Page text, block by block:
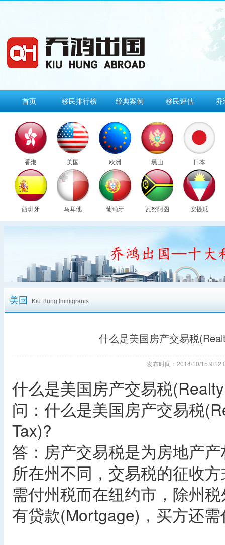
首页 移民排行榜 经典案例 移民评估 乔
香港 美国 欧洲 黑山 日本
西班牙 马耳他 葡萄牙 瓦努阿图 安提瓜
美国 Kiu Hung Immigrants
什么是美国房产交易税
发布时间：2014/10/15
什么是美国房产交易税
问：什么是美国房产交易税
Tax)?
答：房产交易税是为房地产
所在州不同，交易税的征收
需付州税而在纽约市，除州
有贷款(Mortgage)，买方还